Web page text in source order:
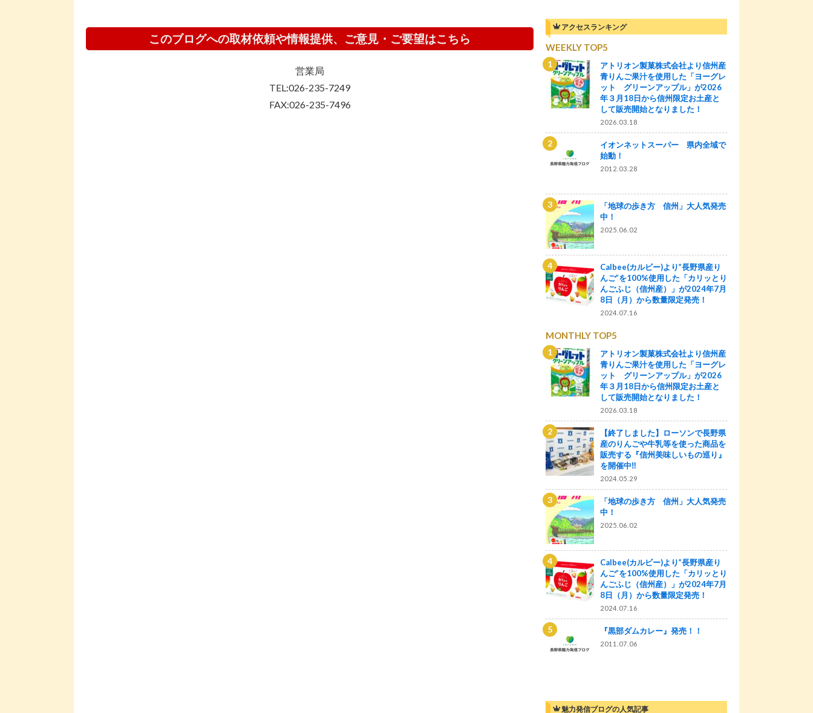
このブログへの取材依頼や情報提供、ご意見・ご要望はこちら
営業局
TEL:026-235-7249
FAX:026-235-7496
アクセスランキング
WEEKLY TOP5
アトリオン製菓株式会社より信州産
青りんご果汁を使用した「ヨーグレ
ット グリーンアップル」が2026
年３月18日から信州限定お土産と
して販売開始となりました！
2026.03.18
イオンネットスーパー 県内全域で
始動！
2012.03.28
「地球の歩き方 信州」大人気発売
中！
2025.06.02
Calbee(カルビー)より”長野県産り
んご”を100%使用した「カリッとり
んごふじ（信州産）」が2024年7月
8日（月）から数量限定発売！
2024.07.16
MONTHLY TOP5
アトリオン製菓株式会社より信州産
青りんご果汁を使用した「ヨーグレ
ット グリーンアップル」が2026
年３月18日から信州限定お土産と
して販売開始となりました！
2026.03.18
【終了しました】ローソンで長野県
産のりんごや牛乳等を使った商品を
販売する『信州美味しいもの巡り』
を開催中‼
2024.05.29
「地球の歩き方 信州」大人気発売
中！
2025.06.02
Calbee(カルビー)より”長野県産り
んご”を100%使用した「カリッとり
んごふじ（信州産）」が2024年7月
8日（月）から数量限定発売！
2024.07.16
『黒部ダムカレー』発売！！
2011.07.06
魅力発信ブログの人気記事